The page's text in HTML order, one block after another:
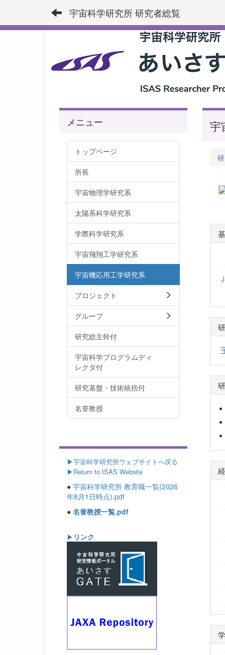
宇宙科学研究所 研究者総覧
宇
メニュー
トップページ
所長
宇宙物理学研究系
太陽系科学研究系
学際科学研究系
宇宙飛翔工学研究系
宇宙機応用工学研究系
プロジェクト
グループ
研究総主幹付
宇宙科学プログラムディ
レクタ付
研究基盤・技術統括付
名誉教授
▶宇宙科学研究所ウェブサイトへ戻る
▶Return to ISAS Website
● 宇宙科学研究所 教育職一覧(2026
年8月1日時点).pdf
● 名誉教授一覧.pdf
▶ リンク